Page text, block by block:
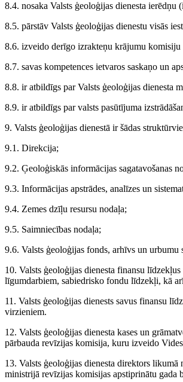
8.4. nosaka Valsts ģeoloģijas dienesta
8.5. pārstāv Valsts ģeoloģijas dienestu visās
8.6. izveido derīgo izrakteņu krājumu komisiju
8.7. savas kompetences ietvaros saskaņo un
8.8. ir atbildīgs par Valsts ģeoloģijas dienesta
8.9. ir atbildīgs par valsts pasūtījuma
9. Valsts ģeoloģijas dienestā ir šādas
9.1. Direkcija;
9.2. Ģeoloģiskās informācijas sagatavošanas
9.3. Informācijas apstrādes, analīzes un
9.4. Zemes dzīļu resursu nodaļa;
9.5. Saimniecības nodaļa;
9.6. Valsts ģeoloģijas fonds, arhīvs un urbumu
10. Valsts ģeoloģijas dienesta finansu
līgumdarbiem, sabiedrisko fondu līdzekļi, kā
11. Valsts ģeoloģijas dienests savus finansu
virzieniem.
12. Valsts ģeoloģijas dienesta kases un
pārbauda revīzijas komisija, kuru izveido
13. Valsts ģeoloģijas dienesta direktors
ministrijā revīzijas komisijas apstiprinātu gada